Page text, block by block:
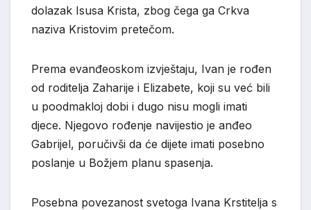
dolazak Isusa Krista, zbog čega ga Crkva
naziva Kristovim pretečom.
Prema evanđeoskom izvještaju, Ivan je rođen
od roditelja Zaharije i Elizabete, koji su već bili
u poodmakloj dobi i dugo nisu mogli imati
djece. Njegovo rođenje navijestio je anđeo
Gabrijel, poručivši da će dijete imati posebno
poslanje u Božjem planu spasenja.
Posebna povezanost svetoga Ivana Krstitelja s